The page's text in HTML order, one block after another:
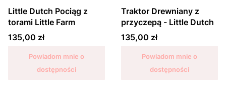
Little Dutch Pociąg z
torami Little Farm
Cena
135,00 zł
Powiadom mnie o
dostępności
Traktor Drewniany z
przyczepą - Little Dutch
Cena
135,00 zł
Powiadom mnie o
dostępności